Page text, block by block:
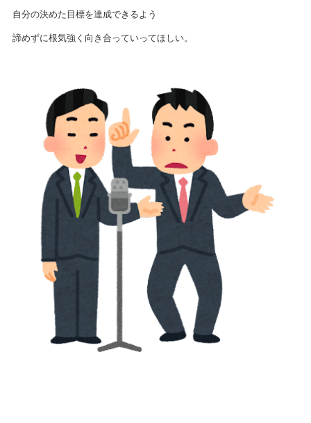
自分の決めた目標を達成できるよう
諦めずに根気強く向き合っていってほしい。